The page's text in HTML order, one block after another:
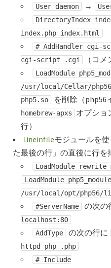
User daemon
→
DirectoryIndex
index.php index.html
# AddHandler cgi-
cgi-script .cgi
（コ
LoadModule
/usr/local/Cellar/
php5.so
を削除（php56
homebrew-apxs
オプショ
行）
lineinfileモジュールを
た最後の行」の直後に行を
LoadModule
LoadModule php5_module
/usr/local/opt/php56/
#ServerName
の次の
localhost:80
AddType
の次の行に
httpd-php .php
# Include